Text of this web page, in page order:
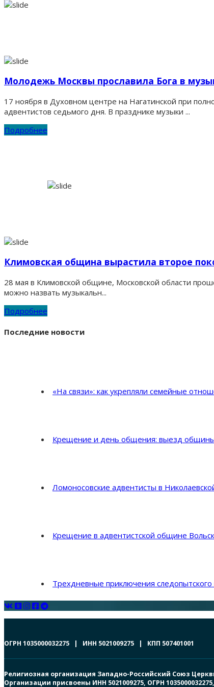
Молодежь Москвы прославила Бога в
17 ноября в Духовном центре на Нагатинской при
адвентистов седьмого дня. В празднике музыки ...
Подробнее
Климовская община вырастила второе
28 мая в Климовской общине, Московской области
можно назвать музыкальн...
Подробнее
Последние новости
«На связи»: как укрепляли семейные
Крещение и день общения: выезд общины
Ломоносовские адвентисты в
Крещение в адвентистской общине
Трехдневные приключения следопытского
ОГРН 1035000032275 | ИНН 5021009275 | КПП 507401001
Религиозная организация Западно-Российский Союз
Организации присвоены ИНН 5021009275, ОГРН